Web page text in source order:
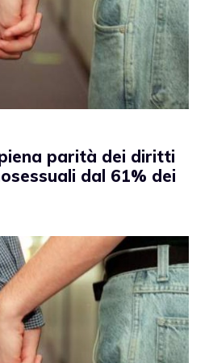
parità dei diritti
dal 61% dei